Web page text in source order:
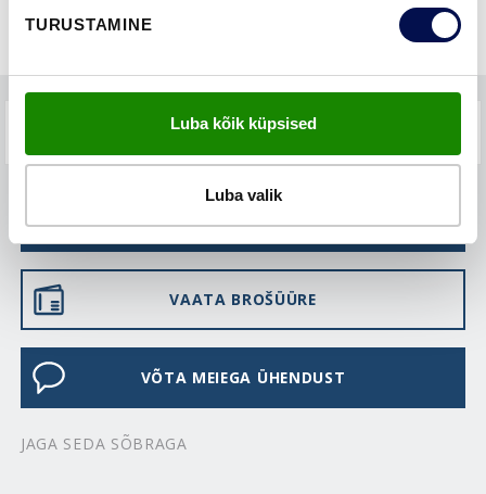
TURUSTAMINE
Luba kõik küpsised
Luba valik
LEIA EDASIMÜÜJA
VAATA BROŠÜÜRE
VÕTA MEIEGA ÜHENDUST
JAGA SEDA SÕBRAGA